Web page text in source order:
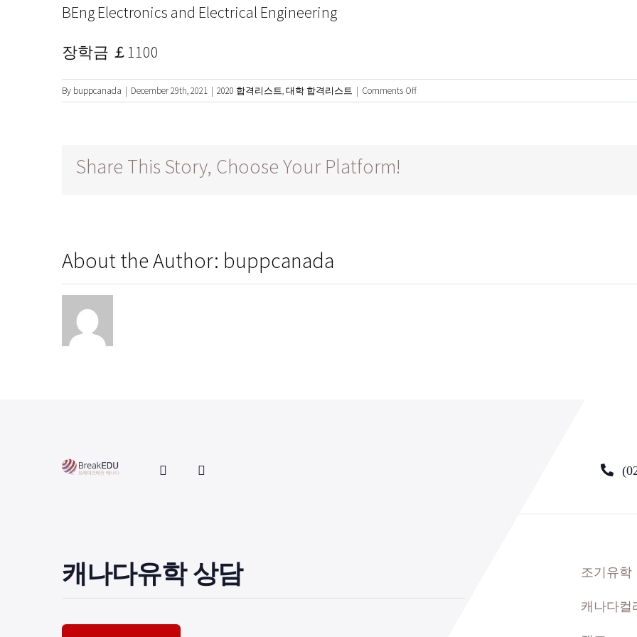
BEng Electronics and Electrical Engineering
장학금 ￡1100
By buppcanada | December 29th, 2021 | 2020 합격리스트,대학 합격리스트 | Comments Offon
University
Share This Story, Choose Your Platform!
About the Author: buppcanada
캐나다유학 상담 조기유학
캐나다컬